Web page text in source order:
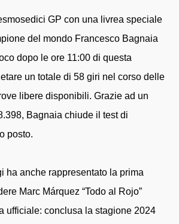
GP con una livrea speciale
del mondo Francesco Bagnaia
dopo le ore 11:00 di questa
un totale di 58 giri nel corso delle
libere disponibili. Grazie ad un
Bagnaia chiude il test di
posto.
ha anche rappresentato la prima
Marc Márquez “Todo al Rojo”
ufficiale: conclusa la stagione 2024